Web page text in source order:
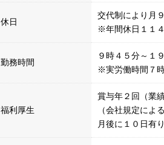
休日
交代制により月
※年間休日１１
勤務時間
９時４５分～１
※実労働時間７
福利厚生
賞与年２回（業
（会社規定によ
月後に１０日有